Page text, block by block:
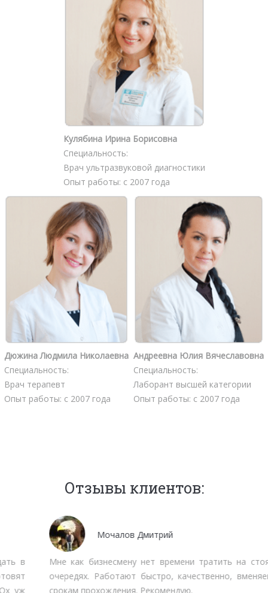
Кулябина Ирина Борисовна
Специальность:
Врач ультразвуковой диагностики
Опыт работы: с 2007 года
Дюжина Людмила Николаевна
Специальность:
Врач терапевт
Опыт работы: с 2007 года
Андреевна Юлия Вячеславовна
Специальность:
Лаборант высшей категории
Опыт работы: с 2007 года
Отзывы клиентов:
Мочалов Дмитрий
Мне как бизнесмену нет времени тратить на стояние в
очередях. Работают быстро, качественно, вменяемо по
срокам прохождения. Рекомендую.